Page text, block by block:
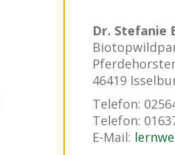
Dr. Stefanie
46419
Telefon:
Telefon:
E-Mail: